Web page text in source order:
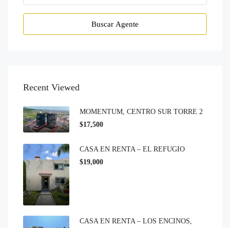
Buscar Agente
Recent Viewed
MOMENTUM, CENTRO SUR TORRE 2
$17,500
CASA EN RENTA – EL REFUGIO
$19,000
CASA EN RENTA – LOS ENCINOS,